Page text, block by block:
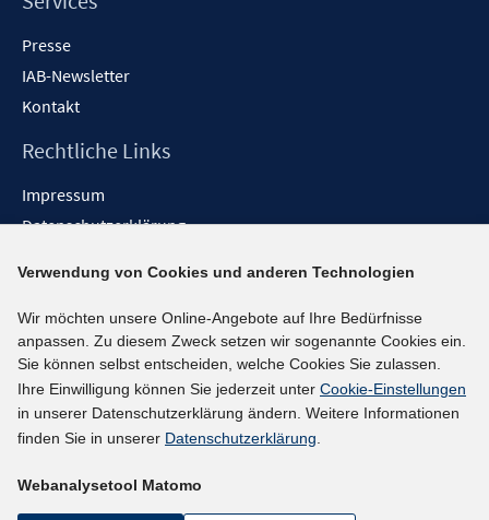
Presse
IAB-Newsletter
Kontakt
Rechtliche Links
Impressum
Datenschutzerklärung
Barrieren melden
Social-Media-Kanäle
BlueSky
YouTube
LinkedIn
kununu
Verwendung von Cookies und anderen Technologien
Wir möchten unsere Online-Angebote auf Ihre Bedürfnisse
anpassen. Zu diesem Zweck setzen wir sogenannte Cookies ein.
Sie können selbst entscheiden, welche Cookies Sie zulassen.
Ihre Einwilligung können Sie jederzeit unter Cookie-Einstellungen
in unserer Datenschutzerklärung ändern. Weitere Informationen
finden Sie in unserer Datenschutzerklärung.
Webanalysetool Matomo